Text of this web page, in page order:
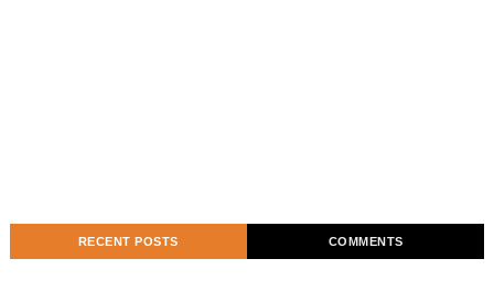
RECENT POSTS COMMENTS